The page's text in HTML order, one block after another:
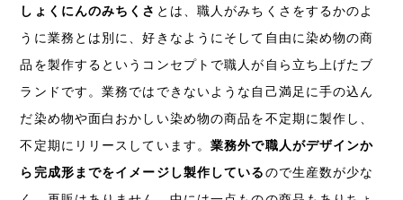
しょくにんのみちくさ とは、職人がみちくさをするかのよ
うに業務とは別に、好きなようにそして自由に染め物の商
品を製作するというコンセプトで職人が自ら立ち上げたブ
ランドです。業務ではできないような自己満足に手の込ん
だ染め物や面白おかしい染め物の商品を不定期に製作し、
不定期にリリースしています。業務外で職人がデザインか
ら完成形までをイメージし製作しているので生産数が少な